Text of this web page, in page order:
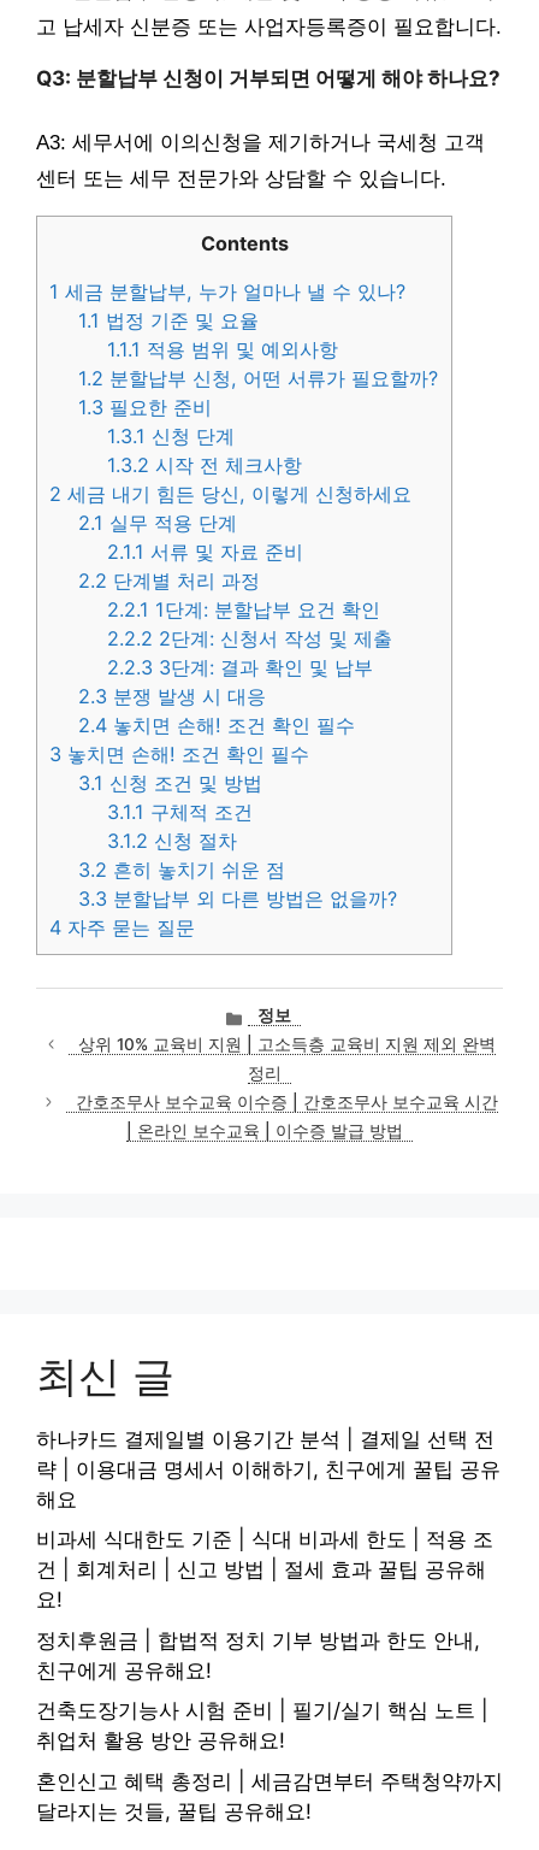
고 납세자 신분증 또는 사업자등록증이 필요합니다.
Q3: 분할납부 신청이 거부되면 어떻게 해야 하나요?
A3: 세무서에 이의신청을 제기하거나 국세청 고객
센터 또는 세무 전문가와 상담할 수 있습니다.
Contents
1 세금 분할납부, 누가 얼마나 낼 수 있나?
1.1 법정 기준 및 요율
1.1.1 적용 범위 및 예외사항
1.2 분할납부 신청, 어떤 서류가 필요할까?
1.3 필요한 준비
1.3.1 신청 단계
1.3.2 시작 전 체크사항
2 세금 내기 힘든 당신, 이렇게 신청하세요
2.1 실무 적용 단계
2.1.1 서류 및 자료 준비
2.2 단계별 처리 과정
2.2.1 1단계: 분할납부 요건 확인
2.2.2 2단계: 신청서 작성 및 제출
2.2.3 3단계: 결과 확인 및 납부
2.3 분쟁 발생 시 대응
2.4 놓치면 손해! 조건 확인 필수
3 놓치면 손해! 조건 확인 필수
3.1 신청 조건 및 방법
3.1.1 구체적 조건
3.1.2 신청 절차
3.2 흔히 놓치기 쉬운 점
3.3 분할납부 외 다른 방법은 없을까?
4 자주 묻는 질문
카
테
고
리
정보
상위 10% 교육비 지원 | 고소득층 교육비 지원 제외 완벽
정리
간호조무사 보수교육 이수증 | 간호조무사 보수교육 시간
| 온라인 보수교육 | 이수증 발급 방법
최신 글
하나카드 결제일별 이용기간 분석 | 결제일 선택 전
략 | 이용대금 명세서 이해하기, 친구에게 꿀팁 공유
해요
비과세 식대한도 기준 | 식대 비과세 한도 | 적용 조
건 | 회계처리 | 신고 방법 | 절세 효과 꿀팁 공유해
요!
정치후원금 | 합법적 정치 기부 방법과 한도 안내,
친구에게 공유해요!
건축도장기능사 시험 준비 | 필기/실기 핵심 노트 |
취업처 활용 방안 공유해요!
혼인신고 혜택 총정리 | 세금감면부터 주택청약까지
달라지는 것들, 꿀팁 공유해요!